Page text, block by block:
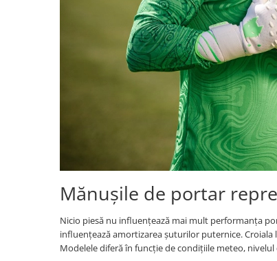
Mănușile de portar
Nicio piesă nu influențează mai mult performanța
influențează amortizarea șuturilor puternice. Croiala
Modelele diferă în funcție de condițiile meteo,